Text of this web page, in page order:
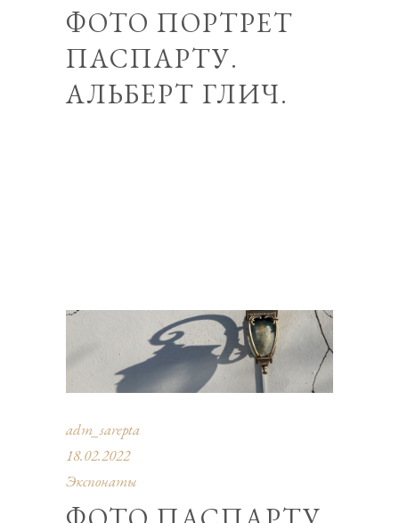
ФОТО ПОРТРЕТ
ПАСПАРТУ.
АЛЬБЕРТ ГЛИЧ.
adm_sarepta
18.02.2022
Экспонаты